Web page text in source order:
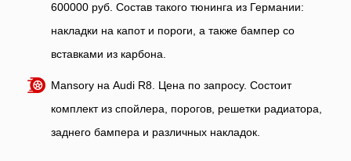
600000 руб. Состав такого тюнинга из Германии:
накладки на капот и пороги, а также бампер со
вставками из карбона.
Mansory на Audi R8. Цена по запросу. Состоит
комплект из спойлера, порогов, решетки радиатора,
заднего бампера и различных накладок.